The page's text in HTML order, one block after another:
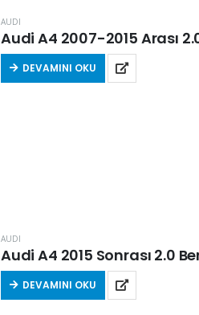
AUDI
Audi A4 2007-2015 Arası
DEVAMINI OKU
AUDI
Audi A4 2015 Sonrası 2.0
DEVAMINI OKU